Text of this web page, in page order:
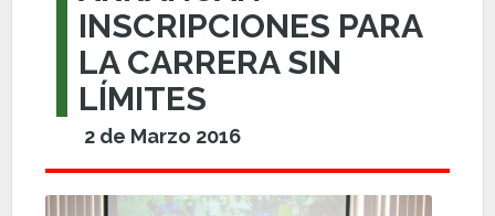
INSCRIPCIONES PARA
LA CARRERA SIN
LÍMITES
2 de Marzo 2016